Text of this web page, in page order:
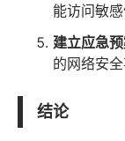
能访问敏感
建立应急
的网络安全
结论